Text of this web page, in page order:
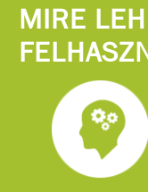
MIRE